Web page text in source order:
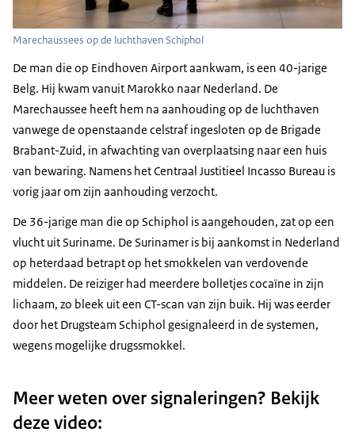
Marechaussees op de luchthaven Schiphol
De man die op Eindhoven Airport aankwam, is een 40-jarige
Belg. Hij kwam vanuit Marokko naar Nederland. De
Marechaussee heeft hem na aanhouding op de luchthaven
vanwege de openstaande celstraf ingesloten op de Brigade
Brabant-Zuid, in afwachting van overplaatsing naar een huis
van bewaring. Namens het Centraal Justitieel Incasso Bureau is
vorig jaar om zijn aanhouding verzocht.
De 36-jarige man die op Schiphol is aangehouden, zat op een
vlucht uit Suriname. De Surinamer is bij aankomst in Nederland
op heterdaad betrapt op het smokkelen van verdovende
middelen. De reiziger had meerdere bolletjes cocaïne in zijn
lichaam, zo bleek uit een CT-scan van zijn buik. Hij was eerder
door het Drugsteam Schiphol gesignaleerd in de systemen,
wegens mogelijke drugssmokkel.
Meer weten over signaleringen? Bekijk
deze video: